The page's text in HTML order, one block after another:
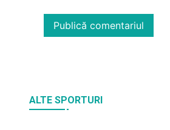
ALTE SPORTURI